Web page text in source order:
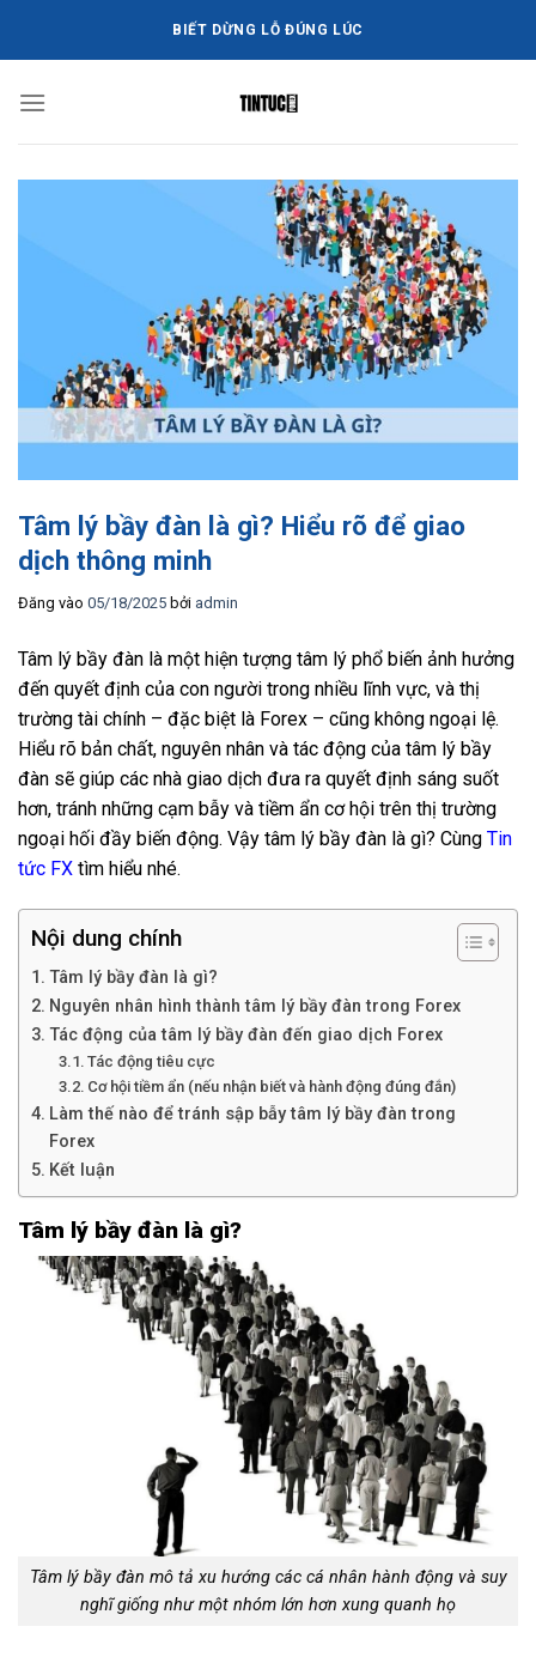
dung
BIẾT DỪNG LỖ ĐÚNG LÚC
Tâm lý bầy đàn là gì? Hiểu rõ để giao
dịch thông minh
Đăng vào 05/18/2025 bởi admin
Tâm lý bầy đàn là một hiện tượng tâm lý phổ biến ảnh hưởng
đến quyết định của con người trong nhiều lĩnh vực, và thị
trường tài chính – đặc biệt là Forex – cũng không ngoại lệ.
Hiểu rõ bản chất, nguyên nhân và tác động của tâm lý bầy
đàn sẽ giúp các nhà giao dịch đưa ra quyết định sáng suốt
hơn, tránh những cạm bẫy và tiềm ẩn cơ hội trên thị trường
ngoại hối đầy biến động. Vậy tâm lý bầy đàn là gì? Cùng Tin
tức FX tìm hiểu nhé.
Nội dung chính
Tâm lý bầy đàn là gì?
Nguyên nhân hình thành tâm lý bầy đàn trong Forex
Tác động của tâm lý bầy đàn đến giao dịch Forex
Tác động tiêu cực
Cơ hội tiềm ẩn (nếu nhận biết và hành động đúng đắn)
Làm thế nào để tránh sập bẫy tâm lý bầy đàn trong
Forex
Kết luận
Tâm lý bầy đàn là gì?
Tâm lý bầy đàn mô tả xu hướng các cá nhân hành động và suy
nghĩ giống như một nhóm lớn hơn xung quanh họ